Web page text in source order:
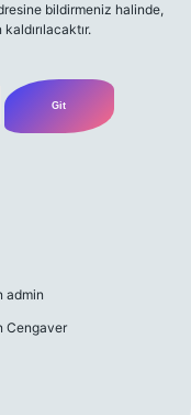
bildirmeniz halinde,
admin
Cengaver